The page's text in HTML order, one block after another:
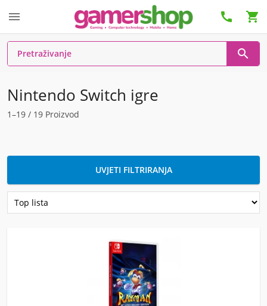
  

Nintendo Switch igre
1–19 / 19 Proizvod
UVJETI FILTRIRANJA